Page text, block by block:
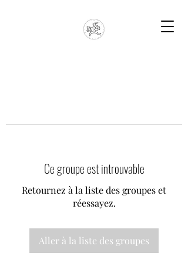
Ce groupe est introuvable
Retournez à la liste des groupes et
réessayez.
Aller à la liste des groupes